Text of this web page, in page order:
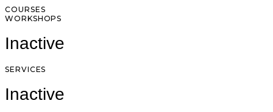
COURSES
WORKSHOPS
Inactive
SERVICES
Inactive